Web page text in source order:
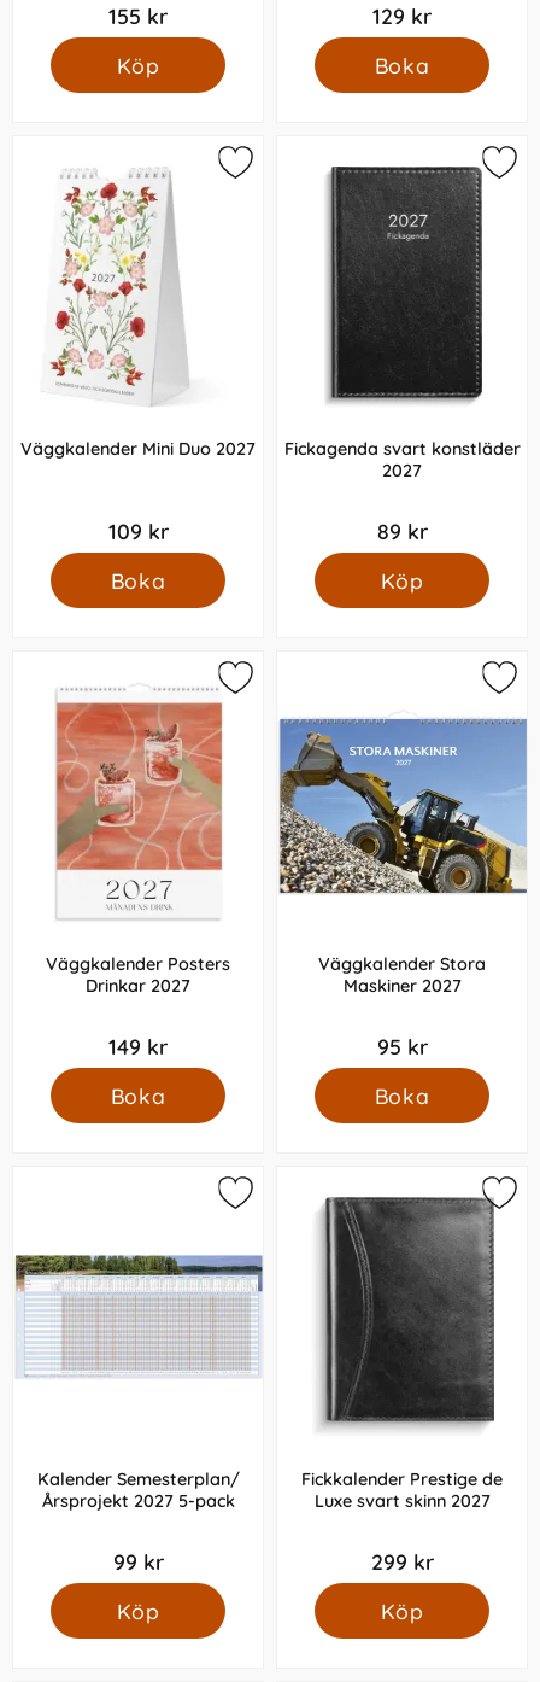
155 kr
Köp
129 kr
Boka
Väggkalender Mini Duo 2027
109 kr
Boka
Fickagenda svart konstläder
2027
89 kr
Köp
Väggkalender Posters
Drinkar 2027
149 kr
Boka
Väggkalender Stora
Maskiner 2027
95 kr
Boka
Kalender Semesterplan/
Årsprojekt 2027 5-pack
99 kr
Köp
Fickkalender Prestige de
Luxe svart skinn 2027
299 kr
Köp